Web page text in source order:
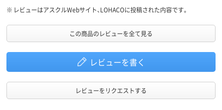
※ レビューはアスクルWebサイト、LOHACOに投稿された内容です。
この商品のレビューを全て見る
レビューを書く
レビューをリクエストする